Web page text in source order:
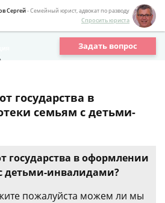
Сергей- Семейный юрист, адвокат по разводу
Спросить юриста
Задать вопрос
государства в
семьям с детьми-
государства в оформлении
детьми-инвалидами?
пожалуйста можем ли мы